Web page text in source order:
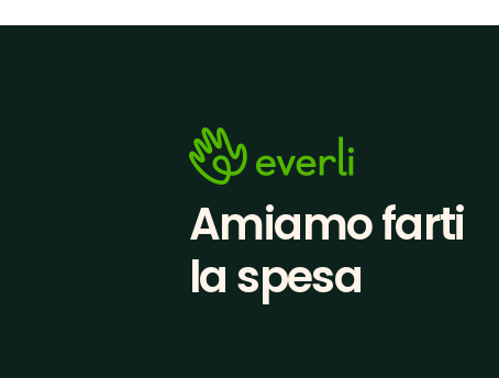
Amiamo farti
la spesa